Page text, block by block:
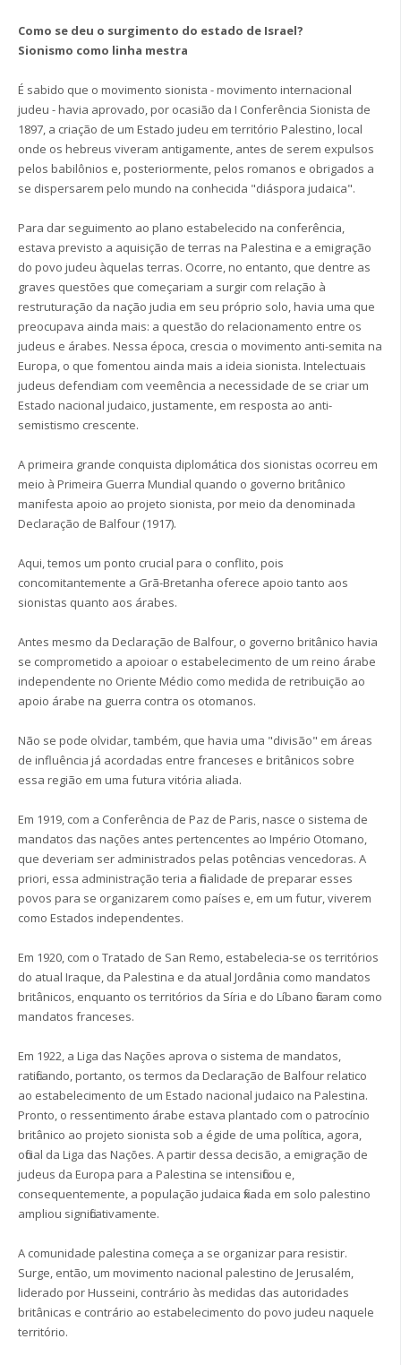
Como se deu o surgimento do estado de Israel?
Sionismo como linha mestra
É sabido que o movimento sionista - movimento internacional
judeu - havia aprovado, por ocasião da I Conferência Sionista de
1897, a criação de um Estado judeu em território Palestino, local
onde os hebreus viveram antigamente, antes de serem expulsos
pelos babilônios e, posteriormente, pelos romanos e obrigados a
se dispersarem pelo mundo na conhecida "diáspora judaica".
Para dar seguimento ao plano estabelecido na conferência,
estava previsto a aquisição de terras na Palestina e a emigração
do povo judeu àquelas terras. Ocorre, no entanto, que dentre as
graves questões que começariam a surgir com relação à
restruturação da nação judia em seu próprio solo, havia uma que
preocupava ainda mais: a questão do relacionamento entre os
judeus e árabes. Nessa época, crescia o movimento anti-semita na
Europa, o que fomentou ainda mais a ideia sionista. Intelectuais
judeus defendiam com veemência a necessidade de se criar um
Estado nacional judaico, justamente, em resposta ao anti-
semistismo crescente.
A primeira grande conquista diplomática dos sionistas ocorreu em
meio à Primeira Guerra Mundial quando o governo britânico
manifesta apoio ao projeto sionista, por meio da denominada
Declaração de Balfour (1917).
Aqui, temos um ponto crucial para o conflito, pois
concomitantemente a Grã-Bretanha oferece apoio tanto aos
sionistas quanto aos árabes.
Antes mesmo da Declaração de Balfour, o governo britânico havia
se comprometido a apoioar o estabelecimento de um reino árabe
independente no Oriente Médio como medida de retribuição ao
apoio árabe na guerra contra os otomanos.
Não se pode olvidar, também, que havia uma "divisão" em áreas
de influência já acordadas entre franceses e britânicos sobre
essa região em uma futura vitória aliada.
Em 1919, com a Conferência de Paz de Paris, nasce o sistema de
mandatos das nações antes pertencentes ao Império Otomano,
que deveriam ser administrados pelas potências vencedoras. A
priori, essa administração teria a finalidade de preparar esses
povos para se organizarem como países e, em um futur, viverem
como Estados independentes.
Em 1920, com o Tratado de San Remo, estabelecia-se os territórios
do atual Iraque, da Palestina e da atual Jordânia como mandatos
britânicos, enquanto os territórios da Síria e do Líbano ficaram como
mandatos franceses.
Em 1922, a Liga das Nações aprova o sistema de mandatos,
ratificando, portanto, os termos da Declaração de Balfour relatico
ao estabelecimento de um Estado nacional judaico na Palestina.
Pronto, o ressentimento árabe estava plantado com o patrocínio
britânico ao projeto sionista sob a égide de uma política, agora,
oficial da Liga das Nações. A partir dessa decisão, a emigração de
judeus da Europa para a Palestina se intensificou e,
consequentemente, a população judaica fixada em solo palestino
ampliou significativamente.
A comunidade palestina começa a se organizar para resistir.
Surge, então, um movimento nacional palestino de Jerusalém,
liderado por Husseini, contrário às medidas das autoridades
britânicas e contrário ao estabelecimento do povo judeu naquele
território.